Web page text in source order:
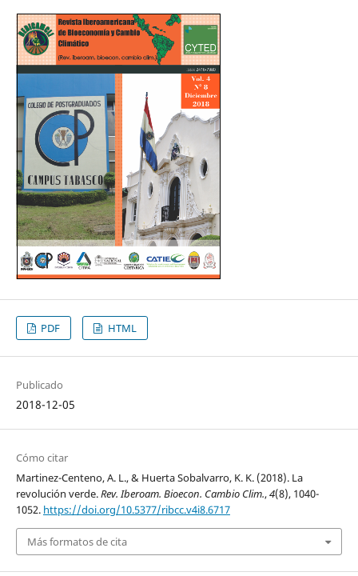
PDF HTML
Publicado
2018-12-05
Cómo citar
Martinez-Centeno, A. L., & Huerta Sobalvarro, K. K. (2018). La
revolución verde.Rev. Iberoam. Bioecon. Cambio Clim.,4(8), 1040-
1052. https://doi.org/10.5377/ribcc.v4i8.6717
Más formatos de cita